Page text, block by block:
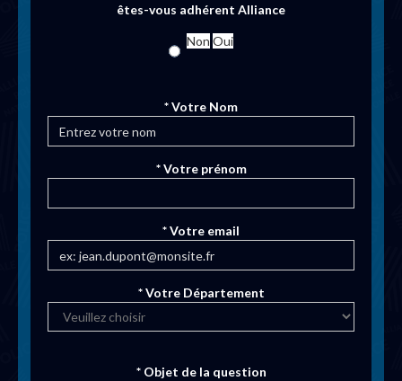
êtes-vous adhérent Alliance
Non Oui
* Votre Nom
* Votre prénom
* Votre email
* Votre Département
* Objet de la question